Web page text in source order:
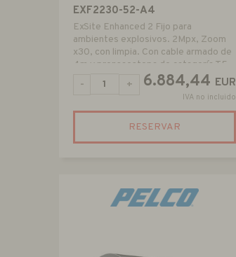
EXF2230-52-A4
ExSite Enhanced 2 Fijo para
ambientes explosivos. 2Mpx, Zoom
x30, con limpia. Con cable armado de
4m y prensaestopa de catagoría T5
6.884,44 EUR
IVA no incluido
- +
RESERVAR